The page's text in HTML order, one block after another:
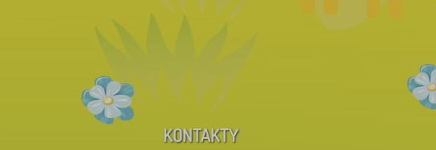
KONTAKTY